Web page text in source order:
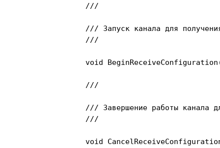
		///
		///
		void BeginReceiveConfiguration();
		///
		///
		void CancelReceiveConfiguration();